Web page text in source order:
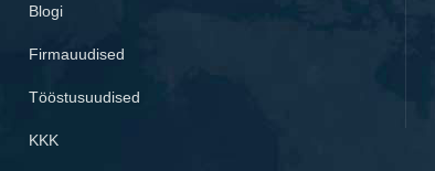
Blogi
Firmauudised
Tööstusuudised
KKK